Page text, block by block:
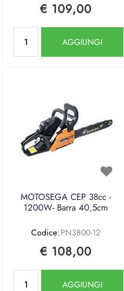
€ 109,00
AGGIUNGI
MOTOSEGA CEP 38cc -
1200W- Barra 40,5cm
Codice: PN3800-12
€ 108,00
AGGIUNGI